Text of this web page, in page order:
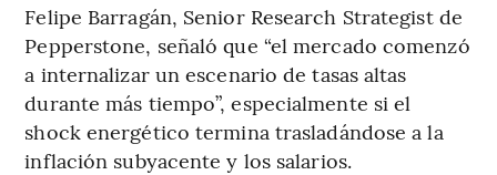
Felipe Barragán, Senior Research Strategist de
Pepperstone, señaló que “el mercado comenzó
a internalizar un escenario de tasas altas
durante más tiempo”, especialmente si el
shock energético termina trasladándose a la
inflación subyacente y los salarios.